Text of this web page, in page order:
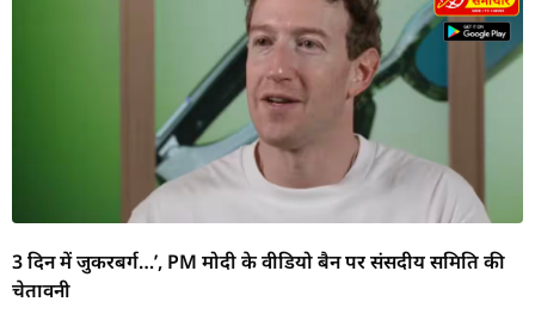
3 दिन में जुकरबर्ग…’, PM मोदी के वीडियो बैन पर संसदीय समिति की
चेतावनी